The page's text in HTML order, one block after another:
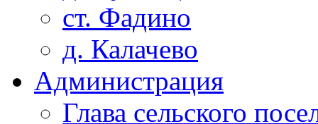
ст. Фадино
д. Калачево
Администрация
Глава сельского